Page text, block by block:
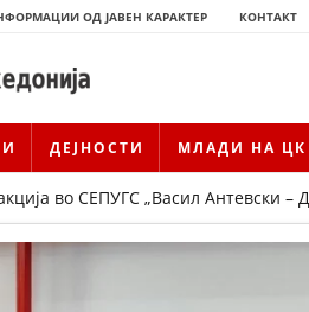
ОД ЈАВЕН КАРАКТЕР КОНТАКТ
ДЕЈНОСТИ МЛАДИ НА ЦК
во СЕПУГС „Васил Антевски –